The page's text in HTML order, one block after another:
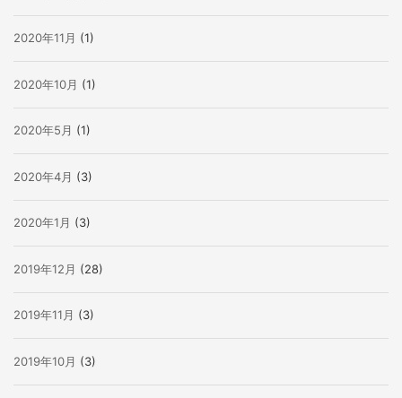
2020年11月 (1)
2020年10月 (1)
2020年5月 (1)
2020年4月 (3)
2020年1月 (3)
2019年12月 (28)
2019年11月 (3)
2019年10月 (3)